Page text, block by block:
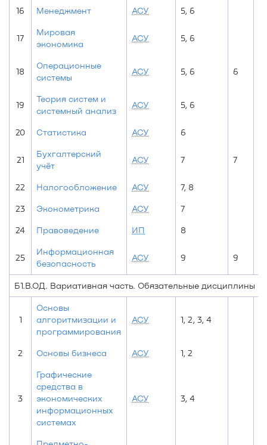
16 Менеджмент АСУ 5, 6
17
Мировая
экономика
АСУ 5, 6
18
Операционные
системы
АСУ 5, 6 6
19
Теория систем и
системный анализ
АСУ 5, 6
20 Статистика АСУ 6
21
Бухгалтерский
учёт
АСУ 7 7
22 Налогообложение АСУ 7, 8
23 Эконометрика АСУ 7
24 Правоведение ИП 8
25
Информационная
безопасность
АСУ 9 9
Б1.В.ОД. Вариативная часть. Обязательные дисциплины
1
Основы
алгоритмизации и
программирования
АСУ 1, 2, 3, 4
2 Основы бизнеса АСУ 1, 2
3
Графические
средства в
экономических
информационных
системах
АСУ 3, 4